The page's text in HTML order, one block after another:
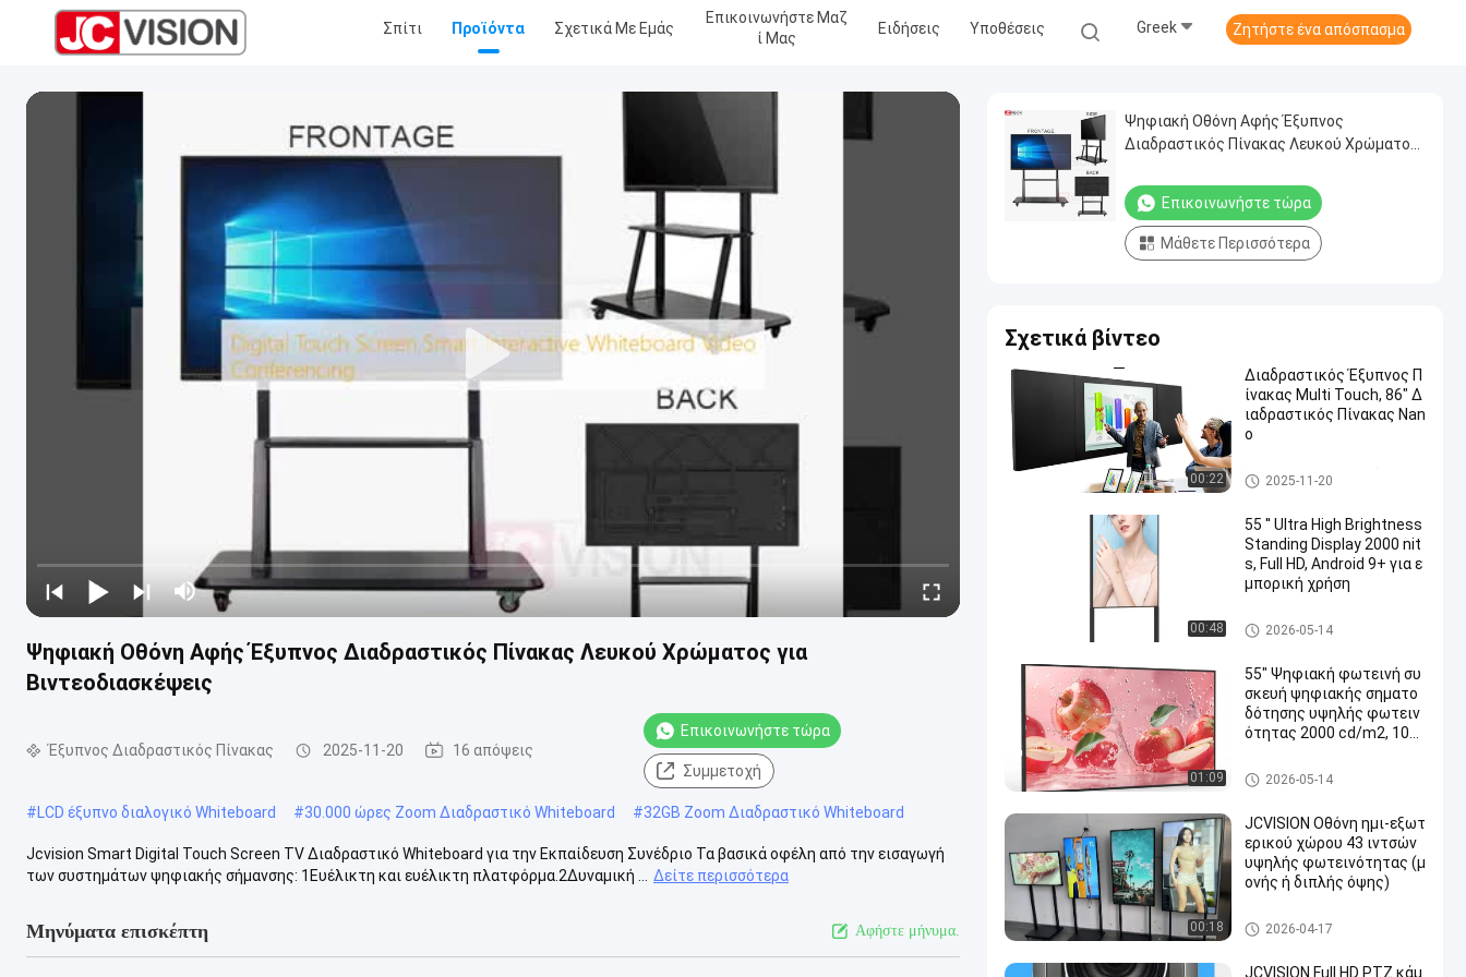
Σπίτι Προϊόντα Σχετικά Με Εμάς
Επικοινωνήστε Μαζ
Ί Μας
Ειδήσεις Υποθέσεις Greek Ζητήστε ένα απόσπασμα
Ψηφιακή Οθόνη Αφής Έξυπνος Διαδραστικός Πίνακας Λευκού Χρώματος για
Βιντεοδιασκέψεις
Έξυπνος Διαδραστικός Πίνακας 2025-11-20 16 απόψεις
Επικοινωνήστε τώρα
Συμμετοχή
#LCD έξυπνο διαλογικό Whiteboard #30.000 ώρες Zoom Διαδραστικό Whiteboard #32GB Zoom Διαδραστικό Whiteboard
Jcvision Smart Digital Touch Screen TV Διαδραστικό Whiteboard για την Εκπαίδευση Συνέδριο Τα βασικά οφέλη από την εισαγωγή
των συστημάτων ψηφιακής σήμανσης: 1Ευέλικτη και ευέλικτη πλατφόρμα.2Δυναμική ...
Δείτε περισσότερα
Μηνύματα επισκέπτη Αφήστε μήνυμα.
Ψηφιακή Οθόνη Αφής Έξυπνος
Διαδραστικός Πίνακας Λευκού Χρώματος
Επικοινωνήστε τώρα
Μάθετε Περισσότερα
Σχετικά βίντεο
00:22
Διαδραστικός Έξυπνος Π
ίνακας Multi Touch, 86" Δ
ιαδραστικός Πίνακας Nan
o
Έξυπνος Διαδραστικός Πίνακ
ας
2025-11-20
00:48
55 ′′ Ultra High Brightness
Standing Display 2000 nit
s, Full HD, Android 9+ για ε
μπορική χρήση
Υπαίθρια ψηφιακή επίδειξη σ
υστημάτων σηματοδότησης
2026-05-14
01:09
55" Ψηφιακή φωτεινή συ
σκευή ψηφιακής σηματο
δότησης υψηλής φωτειν
ότητας 2000 cd/m2, 108
οθόνη τοίχου
Υπαίθρια ψηφιακή επίδειξη σ
υστημάτων σηματοδότησης
2026-05-14
00:18
JCVISION Οθόνη ημι-εξωτ
ερικού χώρου 43 ιντσών
υψηλής φωτεινότητας (μ
ονής ή διπλής όψης)
Υπαίθρια ψηφιακή επίδειξη σ
υστημάτων σηματοδότησης
2026-04-17
JCVISION Full HD PTZ κάμ